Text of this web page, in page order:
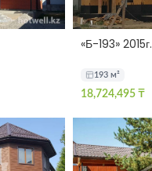
«Б-193» 2015г.
193 м²
18,724,495 ₸